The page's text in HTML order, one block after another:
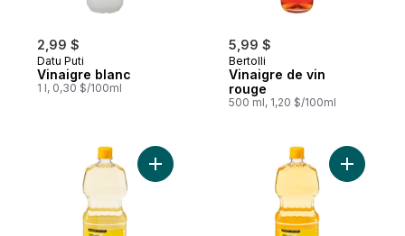
2,99 $
Datu Puti
Vinaigre blanc
1 l, 0,30 $/100ml
5,99 $
Bertolli
Vinaigre de vin
rouge
500 ml, 1,20 $/100ml
Ajouter Huile d’arachide pure à 100 % au
Ajouter